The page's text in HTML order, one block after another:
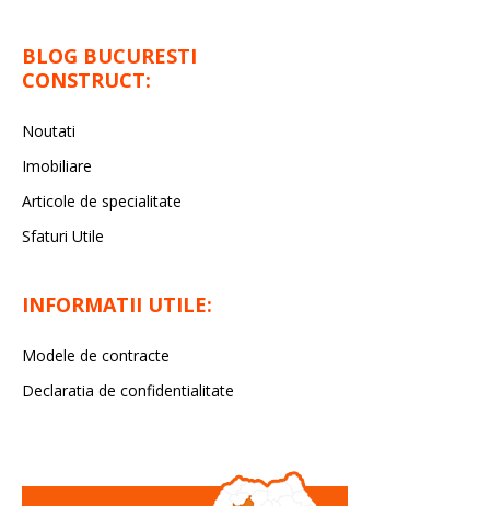
BLOG BUCURESTI
CONSTRUCT:
Noutati
Imobiliare
Articole de specialitate
Sfaturi Utile
INFORMATII UTILE:
Modele de contracte
Declaratia de confidentialitate